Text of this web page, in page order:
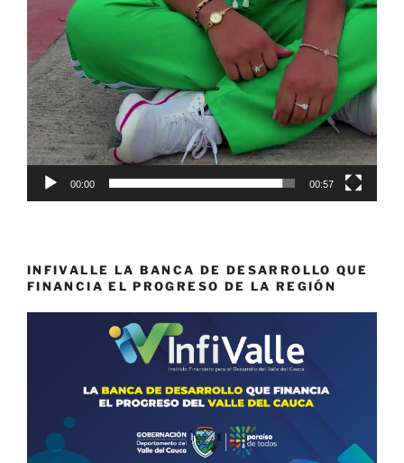
00:00 00:57
INFIVALLE LA BANCA DE DESARROLLO QUE
FINANCIA EL PROGRESO DE LA REGIÓN